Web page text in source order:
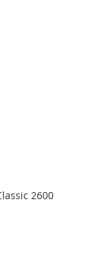
2600